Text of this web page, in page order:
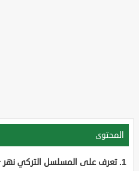
المحتوى
تعرف على المسلسل التركي نهر Nehir